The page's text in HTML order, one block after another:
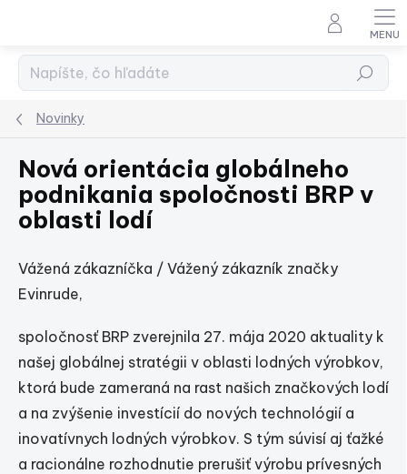
Hľadať
Novinky
Nová orientácia globálneho
podnikania spoločnosti BRP v
oblasti lodí
Vážená zákazníčka / Vážený zákazník značky
Evinrude,
spoločnosť BRP zverejnila 27. mája 2020 aktuality k
našej globálnej stratégii v oblasti lodných výrobkov,
ktorá bude zameraná na rast našich značkových lodí
a na zvýšenie investícií do nových technológií a
inovatívnych lodných výrobkov. S tým súvisí aj ťažké
a racionálne rozhodnutie prerušiť výrobu prívesných